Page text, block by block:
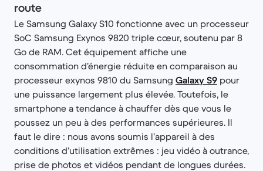
route
Le Samsung Galaxy S10 fonctionne avec un processeur
SoC Samsung Exynos 9820 triple cœur, soutenu par 8
Go de RAM. Cet équipement affiche une
consommation d’énergie réduite en comparaison au
processeur exynos 9810 du Samsung Galaxy S9 pour
une puissance largement plus élevée. Toutefois, le
smartphone a tendance à chauffer dès que vous le
poussez un peu à des performances supérieures. Il
faut le dire : nous avons soumis l’appareil à des
conditions d’utilisation extrêmes : jeu vidéo à outrance,
prise de photos et vidéos pendant de longues durées.